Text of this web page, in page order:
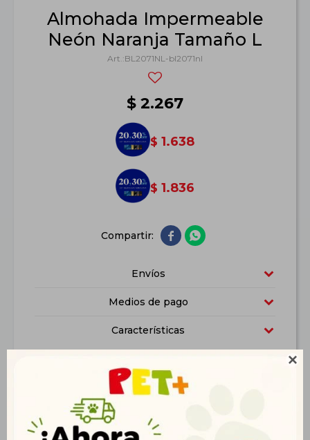

Almohada Impermeable
Neón Naranja Tamaño L
BL2071NL-bl2071nl
$ 2.267
$ 1.638
$ 1.836
 
Envíos
Medios de pago
Características
Productos que te pueden interesar